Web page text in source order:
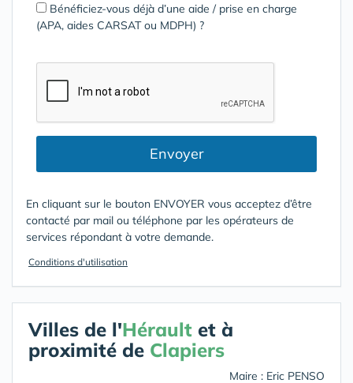
Bénéficiez-vous déjà d’une aide / prise en charge
(APA, aides CARSAT ou MDPH) ?
Envoyer
En cliquant sur le bouton ENVOYER vous acceptez d’être
contacté par mail ou téléphone par les opérateurs de
services répondant à votre demande.
Conditions d'utilisation
Villes de l'Hérault et à
proximité de Clapiers
Maire : Eric PENSO